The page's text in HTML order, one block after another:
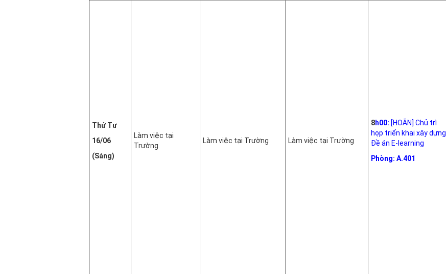
Thứ Tư
16/06
(Sáng)
Làm việc tại
Trường
Làm việc tại Trường Làm việc tại Trường
8h00: [HOÃN] Chủ trì
họp triển khai xây dựng
Đề án E-learning
Phòng: A.401